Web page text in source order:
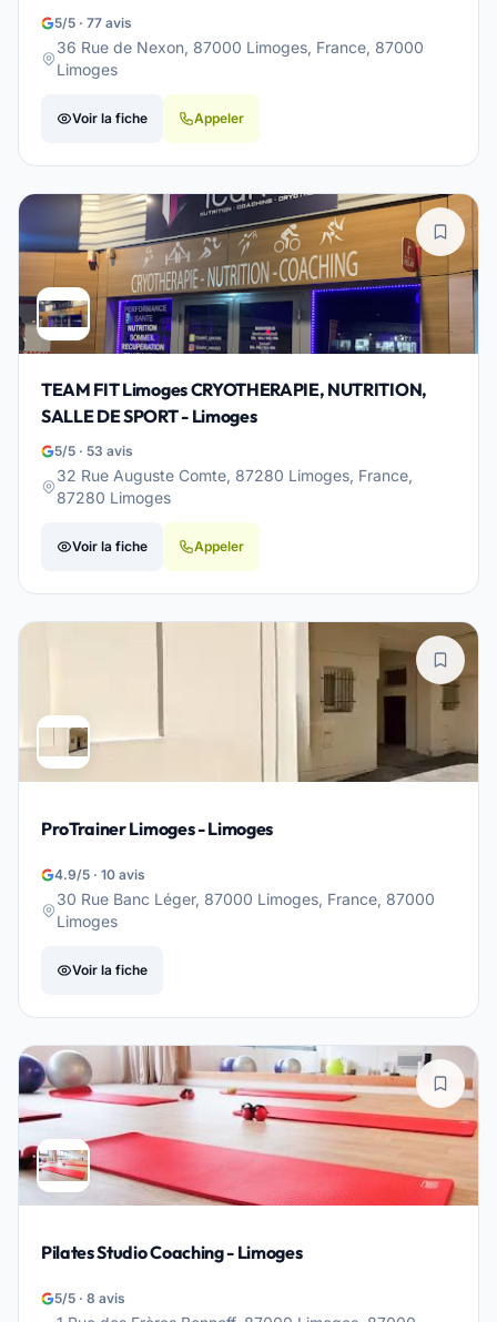
5/5 · 77 avis
36 Rue de Nexon, 87000 Limoges, France, 87000
Limoges
Voir la fiche Appeler
TEAM FIT Limoges CRYOTHERAPIE, NUTRITION,
SALLE DE SPORT - Limoges
5/5 · 53 avis
32 Rue Auguste Comte, 87280 Limoges, France,
87280 Limoges
Voir la fiche Appeler
ProTrainer Limoges - Limoges
4.9/5 · 10 avis
30 Rue Banc Léger, 87000 Limoges, France, 87000
Limoges
Voir la fiche
Pilates Studio Coaching - Limoges
5/5 · 8 avis